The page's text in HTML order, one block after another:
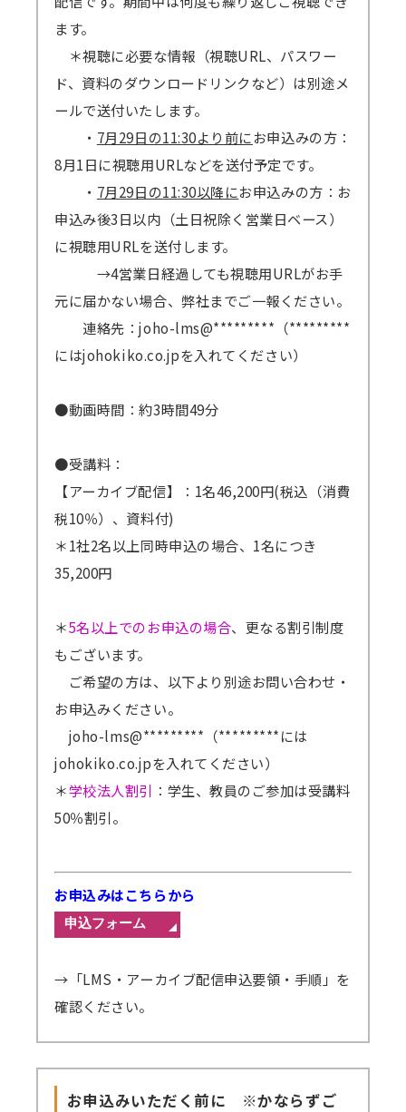
ます。
＊視聴に必要な情報（視聴URL、パスワー
ド、資料のダウンロードリンクなど）は別途メ
ールで送付いたします。
・ 7月29日の11:30より前にお申込みの方：
8月1日に視聴用URLなどを送付予定です。
・ 7月29日の11:30以降にお申込みの方：お
申込み後3日以内（土日祝除く営業日ベース）
に視聴用URLを送付します。
→4営業日経過しても視聴用URLがお手
元に届かない場合、弊社までご一報ください。
連絡先：joho-lms@*********（*********
にはjohokiko.co.jpを入れてください）
●動画時間：約3時間49分
●受講料：
【アーカイブ配信】：1名46,200円(税込（消費
税10％）、資料付)
＊1社2名以上同時申込の場合、1名につき
35,200円
＊5名以上でのお申込の場合、更なる割引制度
もございます。
ご希望の方は、以下より別途お問い合わせ・
お申込みください。
joho-lms@*********（*********には
johokiko.co.jpを入れてください）
＊学校法人割引 ：学生、教員のご参加は受講料
50％割引。
お申込みはこちらから
→「LMS・アーカイブ配信申込要領・手順」を
確認ください。
お申込みいただく前に ※かならずご